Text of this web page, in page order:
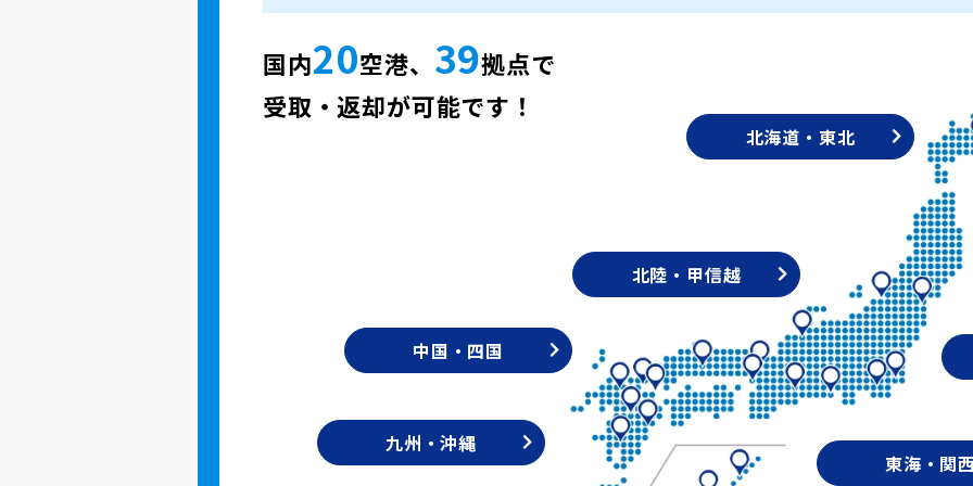
国内20空港、 39拠点で
受取・返却が可能です！
北海道・東北
北陸・甲信越
東海・関
中国・四国
九州・沖縄